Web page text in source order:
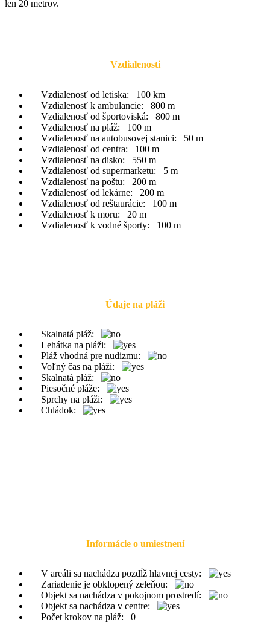
len 20 metrov.
Vzdialenosti
Vzdialenosť od letiska: 100 km
Vzdialenosť k ambulancie: 800 m
Vzdialenosť od športoviská: 800 m
Vzdialenosť na pláž: 100 m
Vzdialenosť na autobusovej stanici: 50 m
Vzdialenosť od centra: 100 m
Vzdialenosť na disko: 550 m
Vzdialenosť od supermarketu: 5 m
Vzdialenosť na poštu: 200 m
Vzdialenosť od lekárne: 200 m
Vzdialenosť od reštaurácie: 100 m
Vzdialenosť k moru: 20 m
Vzdialenosť k vodné športy: 100 m
Údaje na pláži
Skalnatá pláž:
Lehátka na pláži:
Pláž vhodná pre nudizmu:
Voľný čas na pláži:
Skalnatá pláž:
Piesočné pláže:
Sprchy na pláži:
Chládok:
Informácie o umiestnení
V areáli sa nachádza pozdĺž hlavnej cesty:
Zariadenie je obklopený zeleňou:
Objekt sa nachádza v pokojnom prostredí:
Objekt sa nachádza v centre:
Počet krokov na pláž: 0